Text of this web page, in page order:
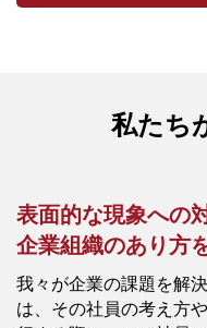
私たち
表面的な現象への
企業組織のあり方
我々が企業の課題を解
は、その社員の考え方